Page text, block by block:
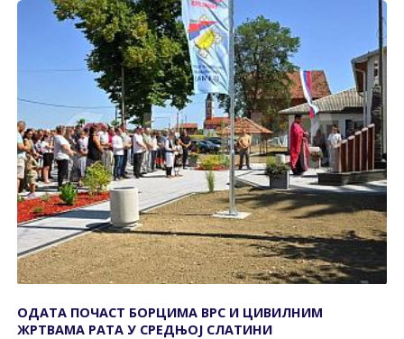
ОДАTА ПОЧАСT БОРЦИМА ВРС И ЦИВИЛНИМ
ЖРTВАМА РАTА У СРЕДЊОЈ СЛАTИНИ